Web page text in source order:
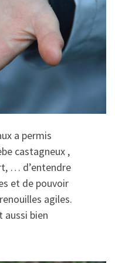
a permis
castagneux ,
… d’entendre
et de pouvoir
agiles.
aussi bien